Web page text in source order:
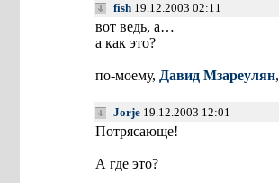
fish 19.12.2003 02:11
вот ведь, а…
а как это?
по-моему, Давид Мзареулян
Jorje 19.12.2003 12:01
Потрясающе!
А где это?